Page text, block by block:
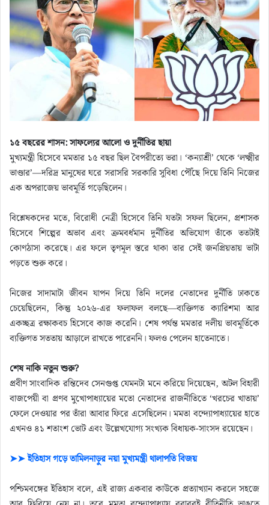
১৫ বছরের শাসন: সাফল্যের আলো ও দুর্নীতির ছায়া
মুখ্যমন্ত্রী হিসেবে মমতার ১৫ বছর ছিল বৈপরীত্যে ভরা। ‘কন্যাশ্রী’ থেকে ‘লক্ষ্মীর
ভাণ্ডার’—দরিদ্র মানুষের ঘরে সরাসরি সরকারি সুবিধা পৌঁছে দিয়ে তিনি নিজের
এক অপরাজেয় ভাবমূর্তি গড়েছিলেন।
বিশ্লেষকদের মতে, বিরোধী নেত্রী হিসেবে তিনি যতটা সফল ছিলেন, প্রশাসক
হিসেবে শিল্পের অভাব এবং ক্রমবর্ধমান দুর্নীতির অভিযোগ তাঁকে ততটাই
কোণঠাসা করেছে। এর ফলে তৃণমূল স্তরে থাকা তার সেই জনপ্রিয়তায় ভাটা
পড়তে শুরু করে।
নিজের সাদামাটা জীবন যাপন দিয়ে তিনি দলের নেতাদের দুর্নীতি ঢাকতে
চেয়েছিলেন, কিন্তু ২০২৬-এর ফলাফল বলছে—ব্যক্তিগত ক্যারিশমা আর
একচ্ছত্র রক্ষাকবচ হিসেবে কাজ করেনি। শেষ পর্যন্ত মমতার দলীয় ভাবমূর্তিকে
ব্যক্তিগত সততায় আড়ালে রাখতে পারেননি। ফলও পেলেন হাতেনাতে।
শেষ নাকি নতুন শুরু?
প্রবীণ সাংবাদিক রন্তিদেব সেনগুপ্ত যেমনটা মনে করিয়ে দিয়েছেন, অটল বিহারী
বাজপেয়ী বা প্রণব মুখোপাধ্যায়ের মতো নেতাদের রাজনীতিতে ‘খরচের খাতায়’
ফেলে দেওয়ার পর তাঁরা আবার ফিরে এসেছিলেন। মমতা বন্দ্যোপাধ্যায়ের হাতে
এখনও ৪১ শতাংশ ভোট এবং উল্লেখযোগ্য সংখ্যক বিধায়ক-সাংসদ রয়েছেন।
➤➤ ইতিহাস গড়ে তামিলনাড়ুর নয়া মুখ্যমন্ত্রী থালাপতি বিজয়
পশ্চিমবঙ্গের ইতিহাস বলে, এই রাজ্য একবার কাউকে প্রত্যাখ্যান করলে সহজে